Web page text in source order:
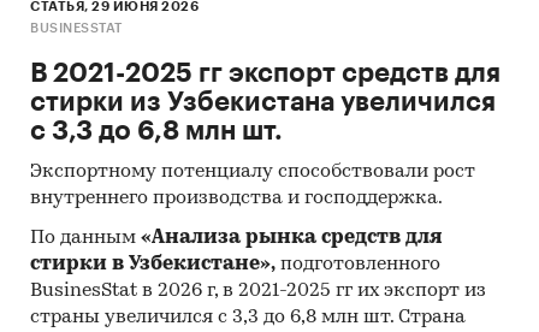
СТАТЬЯ, 29 ИЮНЯ 2026
BUSINESSTAT
В 2021-2025 гг экспорт средств для
стирки из Узбекистана увеличился
с 3,3 до 6,8 млн шт.
Экспортному потенциалу способствовали рост
внутреннего производства и господдержка.
По данным «Анализа рынка средств для
стирки в Узбекистане», подготовленного
BusinesStat в 2026 г, в 2021-2025 гг их экспорт из
страны увеличился с 3,3 до 6,8 млн шт. Страна